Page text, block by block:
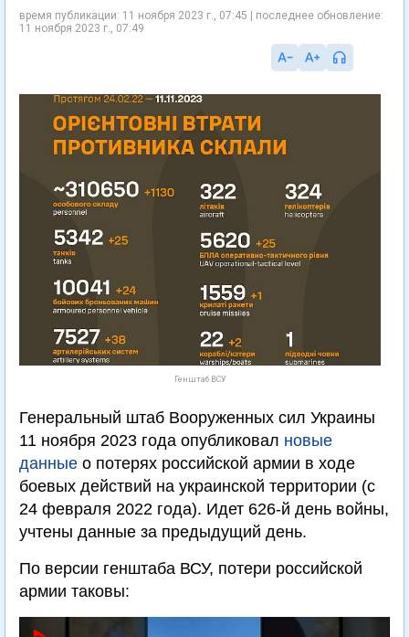
время публикации: 11 ноября 2023 г., 07:45 | последнее обновление:
11 ноября 2023 г., 07:49
Генштаб ВСУ
Генеральный штаб Вооруженных сил Украины
11 ноября 2023 года опубликовал новые
данные о потерях российской армии в ходе
боевых действий на украинской территории (с
24 февраля 2022 года). Идет 626-й день войны,
учтены данные за предыдущий день.
По версии генштаба ВСУ, потери российской
армии таковы: